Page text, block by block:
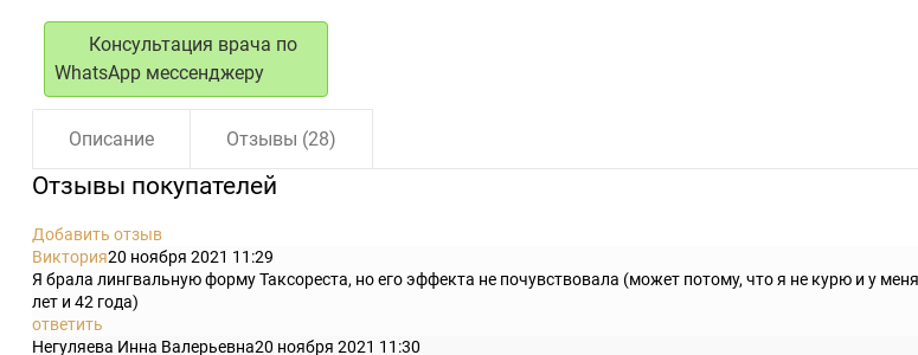
Консультация врача по
WhatsApp мессенджеру
Описание Отзывы (28)
Отзывы покупателей
Добавить отзыв
Виктория20 ноября 2021 11:29
Я брала лингвальную форму Таксореста, но его эффекта не почувствовала (может потому, что я не курю и у
лет и 42 года)
ответить
Негуляева Инна Валерьевна20 ноября 2021 11:30